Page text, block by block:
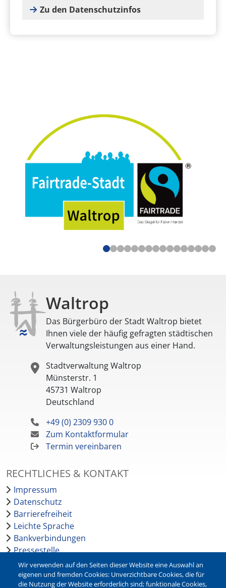
Zu den Datenschutzinfos
Waltrop
Das Bürgerbüro der Stadt Waltrop bietet
Ihnen viele der häufig gefragten städtischen
Verwaltungsleistungen aus einer Hand.
Stadtverwaltung Waltrop
Münsterstr. 1
45731 Waltrop
Deutschland
+49 (0) 2309 930 0
Zum Kontaktformular
Termin vereinbaren
RECHTLICHES & KONTAKT
Impressum
Datenschutz
Barrierefreiheit
Leichte Sprache
Bankverbindungen
Pressestelle
Kontakt
Wir verwenden auf den Seiten dieser Website eine Auswahl an
eigenen und fremden Cookies: Unverzichtbare Cookies, die für
die Nutzung der Website erforderlich sind; funktionale Cookies,